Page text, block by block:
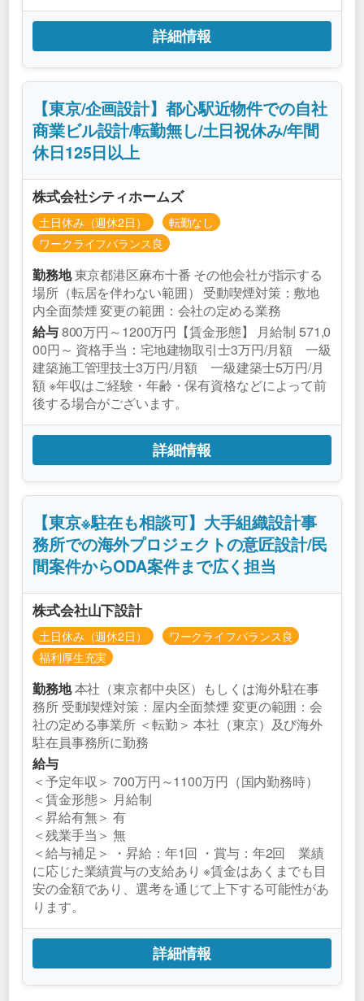
詳細情報
【東京/企画設計】都心駅近物件での自社
商業ビル設計/転勤無し/土日祝休み/年間
休日125日以上
株式会社シティホームズ
土日休み（週休2日）
転勤なし
ワークライフバランス良
勤務地東京都港区麻布十番 その他会社が指示する
場所（転居を伴わない範囲） 受動喫煙対策：敷地
内全面禁煙 変更の範囲：会社の定める業務
給与800万円～1200万円【賃金形態】 月給制 571,0
00円～ 資格手当：宅地建物取引士3万円/月額 一級
建築施工管理技士3万円/月額 一級建築士5万円/月
額 ※年収はご経験・年齢・保有資格などによって前
後する場合がございます。
詳細情報
【東京※駐在も相談可】大手組織設計事
務所での海外プロジェクトの意匠設計/民
間案件からODA案件まで広く担当
株式会社山下設計
土日休み（週休2日）
ワークライフバランス良
福利厚生充実
勤務地本社（東京都中央区）もしくは海外駐在事
務所 受動喫煙対策：屋内全面禁煙 変更の範囲：会
社の定める事業所 ＜転勤＞ 本社（東京）及び海外
駐在員事務所に勤務
給与
＜予定年収＞ 700万円～1100万円（国内勤務時）
＜賃金形態＞ 月給制
＜昇給有無＞ 有
＜残業手当＞ 無
＜給与補足＞ ・昇給：年1回 ・賞与：年2回 業績
に応じた業績賞与の支給あり ※賃金はあくまでも目
安の金額であり、選考を通じて上下する可能性があ
ります。
詳細情報